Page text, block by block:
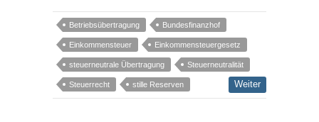
Betriebsübertragung Bundesfinanzhof
Einkommensteuer Einkommensteuergesetz
steuerneutrale Übertragung Steuerneutralität
Steuerrecht stille Reserven Weiter